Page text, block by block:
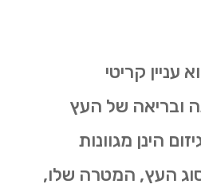
עניין קריטי
ובריאה של העץ
הינן מגוונות
העץ, המטרה שלו,